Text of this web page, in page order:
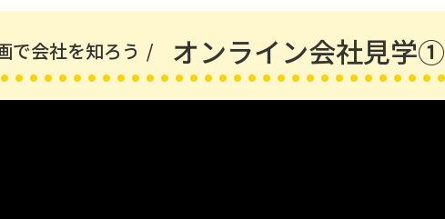
で会社を知ろう オンライン会社見学①